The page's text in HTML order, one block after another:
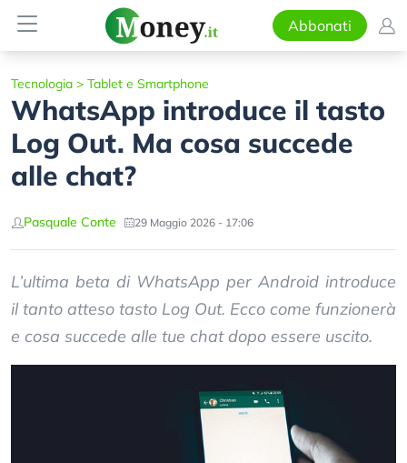
Abbonati
Tecnologia > Tablet e Smartphone
WhatsApp introduce il tasto
Log Out. Ma cosa succede
alle chat?
Pasquale Conte 29 Maggio 2026 - 17:06
L’ultima beta di WhatsApp per Android introduce
il tanto atteso tasto Log Out. Ecco come funzionerà
e cosa succede alle tue chat dopo essere uscito.